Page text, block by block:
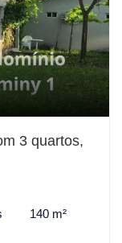
3 quartos,
140 m²